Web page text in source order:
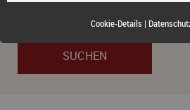
Essential (3)
Name:
Cookie Hinweis
Speichert die Cookie-
Cookie-Details |